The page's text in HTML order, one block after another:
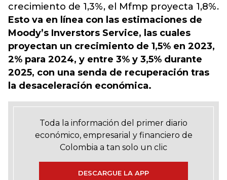
crecimiento de 1,3%, el Mfmp proyecta 1,8%.
Esto va en línea con las estimaciones de
Moody’s Inverstors Service, las cuales
proyectan un crecimiento de 1,5% en 2023,
2% para 2024, y entre 3% y 3,5% durante
2025, con una senda de recuperación tras
la desaceleración económica.
Toda la información del primer diario
económico, empresarial y financiero de
Colombia a tan solo un clic
DESCARGUE LA APP